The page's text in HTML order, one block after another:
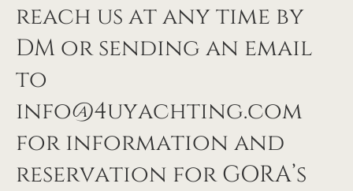
reach us at any time by
DM or sending an email
to
info@4uyachting.com
for information and
reservation for GORA’s